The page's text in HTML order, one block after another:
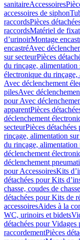
sanitaireAccessoires
accessoires de siphon
raccordsPièces
raccordsMatériel de
dʼurinoirMontage
encastréAvec
sur secteurPièces
du rinçage, alimentation
électronique du
Avec déclenchement
pilesAvec
pour Avec
apparentPièces
déclenchement
secteurPièces
rinçage, alimentation sur
du rinçage, alimentation
déclenchement
déclenchement
pour AccessoiresKits
détachées pour Kits
chasse, coudes de
détachées pour Kits de
accessoiresAides à la
WC, urinoirs et bidets
détachées pour
raccordementPièces